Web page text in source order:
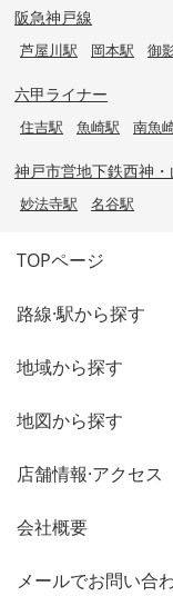
阪急神戸線
芦屋川駅 岡本駅 御
六甲ライナー
住吉駅 魚崎駅 南魚
神戸市営地下鉄西神
妙法寺駅 名谷駅
TOPページ
路線·駅から探す
地域から探す
地図から探す
店舗情報·アクセス
会社概要
メールでお問い合